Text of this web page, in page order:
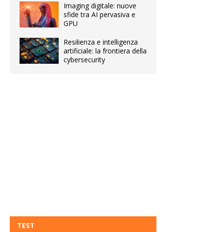
Imaging digitale: nuove
sfide tra AI pervasiva e
GPU
Resilienza e intelligenza
artificiale: la frontiera della
cybersecurity
TEST